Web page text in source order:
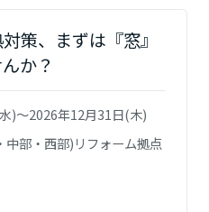
マチ-）
ート）
策、まずは『窓』
か？
)～2026年12月31日(木)
中部・西部)リフォーム拠点